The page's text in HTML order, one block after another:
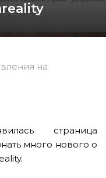
на
страница
много нового о